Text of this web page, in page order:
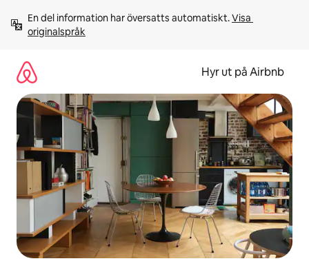
innehåll
En del information har översatts automatiskt. Visa
originalspråk
Hyr ut på Airbnb